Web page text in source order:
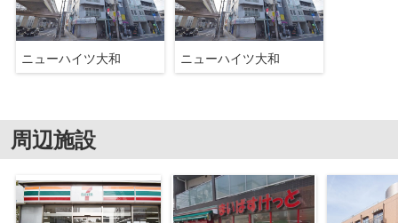
ニューハイツ大和 ニューハイツ大和
周辺施設